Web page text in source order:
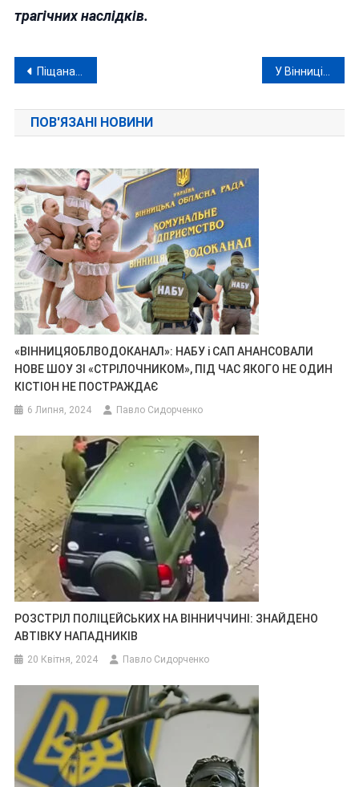
трагічних наслідків.
Навігація
записів
Піщана афера на 80 мільйонів: як на Вінниччині роками діяв нелегальний прокурорський «бізнес»
ПОВ'ЯЗАНІ НОВИНИ
«ВІННИЦЯОБЛВОДОКАНАЛ»: НАБУ і САП АНАНСОВАЛИ
НОВЕ ШОУ ЗІ «СТРІЛОЧНИКОМ», ПІД ЧАС ЯКОГО НЕ ОДИН
КІСТІОН НЕ ПОСТРАЖДАЄ
6 Липня, 2024 Павло Сидорченко
РОЗСТРІЛ ПОЛІЦЕЙСЬКИХ НА ВІННИЧЧИНІ: ЗНАЙДЕНО
АВТІВКУ НАПАДНИКІВ
20 Квітня, 2024 Павло Сидорченко